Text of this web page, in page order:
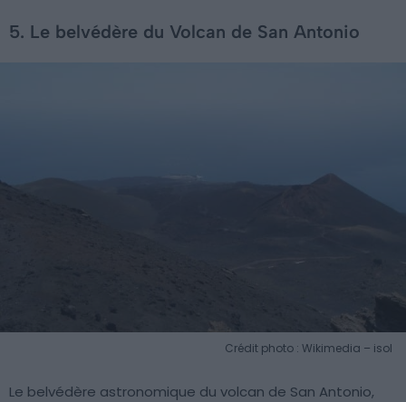
5. Le belvédère du Volcan de San Antonio
Crédit photo : Wikimedia – isol
Le belvédère astronomique du volcan de San Antonio,